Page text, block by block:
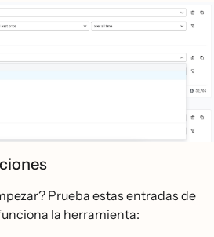
Prueba estas entradas de
la herramienta: